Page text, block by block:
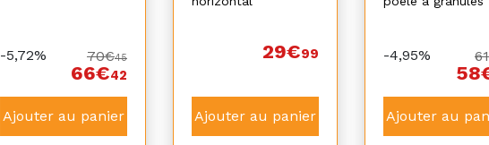
-5,72% 70€45
66€42
Ajouter au panier
29€99
Ajouter au panier
-4,95%
Ajouter au